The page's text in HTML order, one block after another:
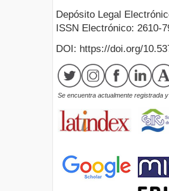
Depósito Legal
ISSN Electrónico: 2610-
DOI: https://doi.org/
Se encuentra actualmente registrada